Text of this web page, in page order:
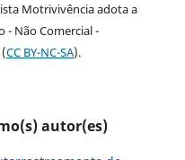
Motrivivência adota a
- Não Comercial -
CC BY-NC-SA).
autor(es)